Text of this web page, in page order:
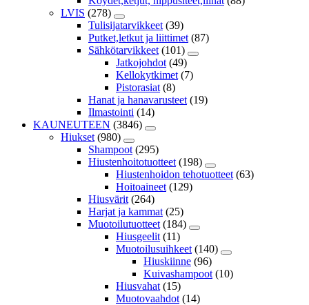
LVIS (278)
Tulisijatarvikkeet (39)
Putket,letkut ja liittimet (87)
Sähkötarvikkeet (101)
Jatkojohdot (49)
Kellokytkimet (7)
Pistorasiat (8)
Hanat ja hanavarusteet (19)
Ilmastointi (14)
KAUNEUTEEN (3846)
Hiukset (980)
Shampoot (295)
Hiustenhoitotuotteet (198)
Hiustenhoidon tehotuotteet (63)
Hoitoaineet (129)
Hiusvärit (264)
Harjat ja kammat (25)
Muotoilutuotteet (184)
Hiusgeelit (11)
Muotoilusuihkeet (140)
Hiuskiinne (96)
Kuivashampoot (10)
Hiusvahat (15)
Muotovaahdot (14)